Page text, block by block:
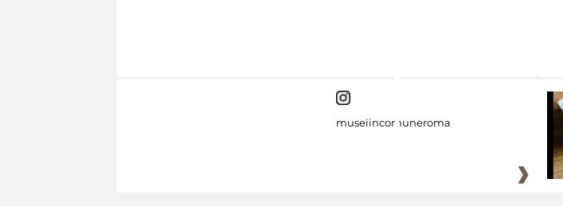
museiincomuneroma